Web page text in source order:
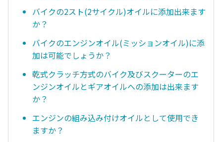
バイクの2スト(2サイクル)オイルに添加出来ます
か？
バイクのエンジンオイル(ミッションオイル)に添
加は可能でしょうか？
乾式クラッチ方式のバイク及びスクーターのエ
ンジンオイルとギアオイルへの添加は出来ます
か？
エンジンの組み込み付けオイルとして使用でき
ますか？